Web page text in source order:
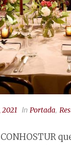
2021 In Portada,